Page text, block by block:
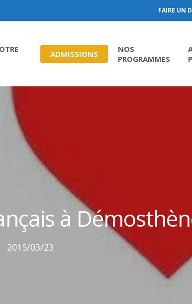
FAIRE UN
ADMISSIONS
NOS
PROGRAMMES
à
2015/03/23